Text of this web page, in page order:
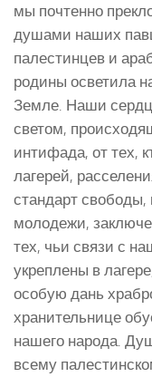
мы почтенно
душами наших
палестинцев и
родины осветила
Земле. Наши
светом,
интифада, от тех,
лагерей,
стандарт
молодежи,
тех, чьи связи с
укреплены в
особую дань
хранительнице
нашего народа.
всему